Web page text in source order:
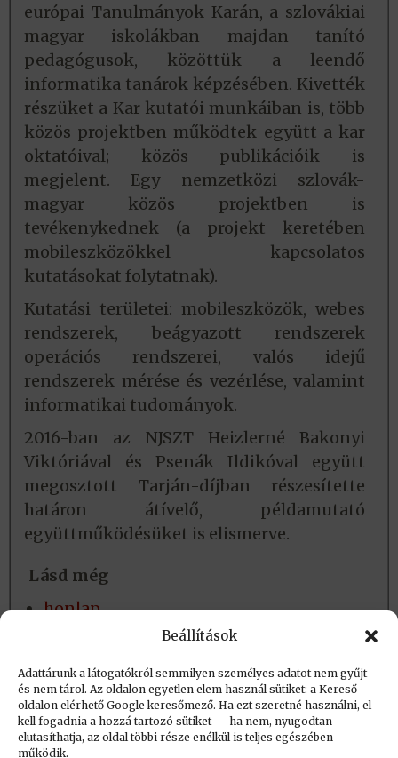
Beállítások
Adattárunk a látogatókról semmilyen személyes adatot nem gyűjt
és nem tárol. Az oldalon egyetlen elem használ sütiket: a Kereső
oldalon elérhető Google keresőmező. Ha ezt szeretné használni, el
kell fogadnia a hozzá tartozó sütiket — ha nem, nyugodtan
elutasíthatja, az oldal többi része enélkül is teljes egészében
működik.
európai Tanulmányok Karán, a szlovákiai
magyar iskolákban majdan tanító
pedagógusok, közöttük a leendő
informatika tanárok képzésében. Kivették
részüket a Kar kutatói munkáiban is, több
közös projektben működtek együtt a kar
oktatóival; közös publikációik is
megjelent. Egy nemzetközi szlovák-
magyar közös projektben is
tevékenykednek (a projekt keretében
mobileszközökkel kapcsolatos
kutatásokat folytatnak).
Kutatási területei: mobileszközök, webes
rendszerek, beágyazott rendszerek
operációs rendszerei, valós idejű
rendszerek mérése és vezérlése, valamint
informatikai tudományok.
2016-ban az NJSZT Heizlerné Bakonyi
Viktóriával és Psenák Ildikóval együtt
megosztott Tarján-díjban részesítette
határon átívelő, példamutató
együttműködésüket is elismerve.
Lásd még
honlap
Létrehozva: 2019.08.28. 09:24
Utolsó módosítás: 2024.03.30. 22:17